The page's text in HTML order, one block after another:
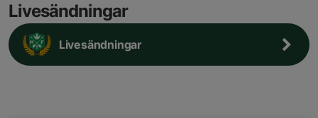
Livesändningar
Livesändningar